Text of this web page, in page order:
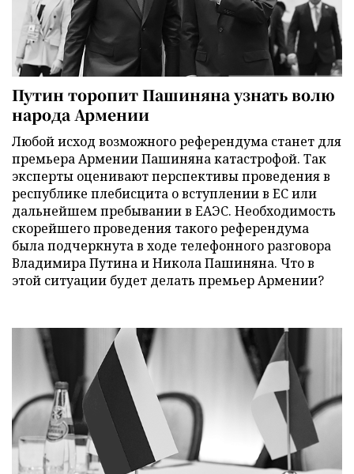
Путин торопит Пашиняна узнать волю
народа Армении
Любой исход возможного референдума станет для
премьера Армении Пашиняна катастрофой. Так
эксперты оценивают перспективы проведения в
республике плебисцита о вступлении в ЕС или
дальнейшем пребывании в ЕАЭС. Необходимость
скорейшего проведения такого референдума
была подчеркнута в ходе телефонного разговора
Владимира Путина и Никола Пашиняна. Что в
этой ситуации будет делать премьер Армении?